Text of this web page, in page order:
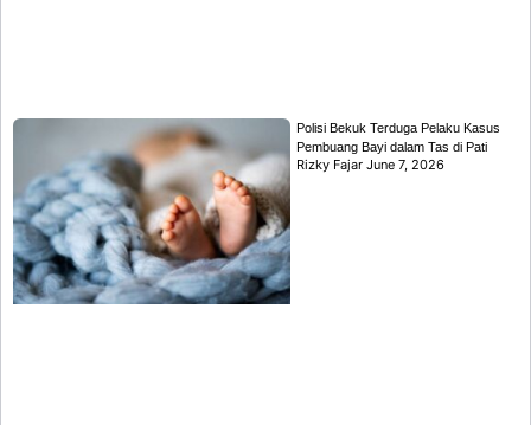
Polisi Bekuk Terduga Pelaku Kasus
Pembuang Bayi dalam Tas di Pati
Rizky FajarJune 7, 2026